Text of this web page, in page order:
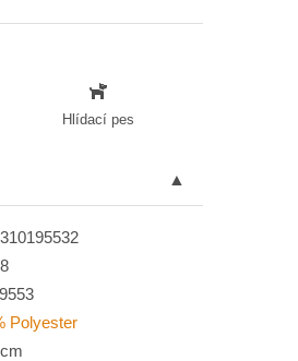
Hlídací pes
Polyester